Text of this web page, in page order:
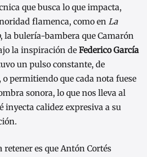
que busca lo que impacta,
flamenca, como en La
, la bulería-bambera que Camarón
la inspiración de Federico García
un pulso constante, de
permitiendo que cada nota fuese
sonora, lo que nos lleva al
inyecta calidez expresiva a su
es que Antón Cortés